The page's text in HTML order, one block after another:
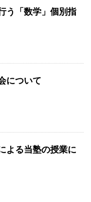
う「数学」個別指
について
よる当塾の授業に